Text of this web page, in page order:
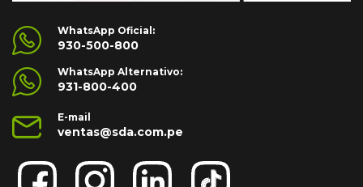
WhatsApp Oficial:
930-500-800
WhatsApp Alternativo:
931-800-400
E-mail
ventas@sda.com.pe